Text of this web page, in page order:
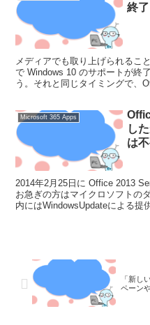
終了
メディアでも取り上げられるこ
で Windows 10 のサポートが終
う。それと同じタイミングで、
Microsoft 365 Apps
し
は
2014年2月25日に Office 2013
お急ぎの方はマイクロソフトの
内にはWindowsUpdateによる提
「新し
ペーン